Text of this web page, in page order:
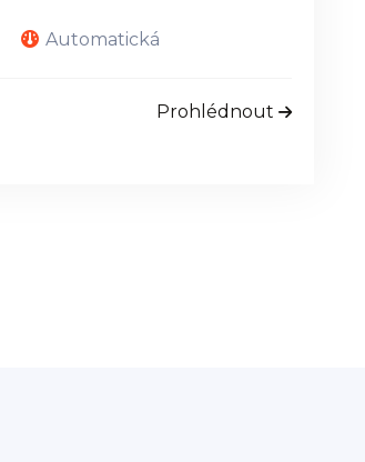
Automatická
Prohlédnout